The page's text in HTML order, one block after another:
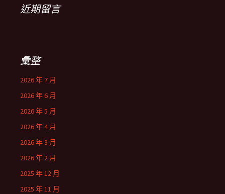
近期留言
彙整
2026 年 7 月
2026 年 6 月
2026 年 5 月
2026 年 4 月
2026 年 3 月
2026 年 2 月
2025 年 12 月
2025 年 11 月